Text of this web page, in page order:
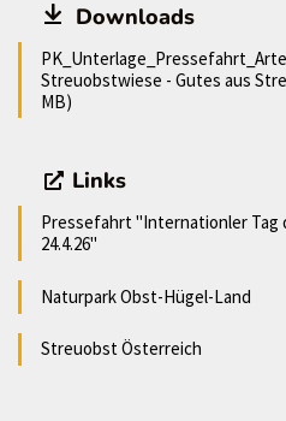
Downloads
Streuobstwiese - Gutes aus
MB)
Links
Pressefahrt "Internationler Tag
24.4.26"
Naturpark Obst-Hügel-Land
Streuobst Österreich